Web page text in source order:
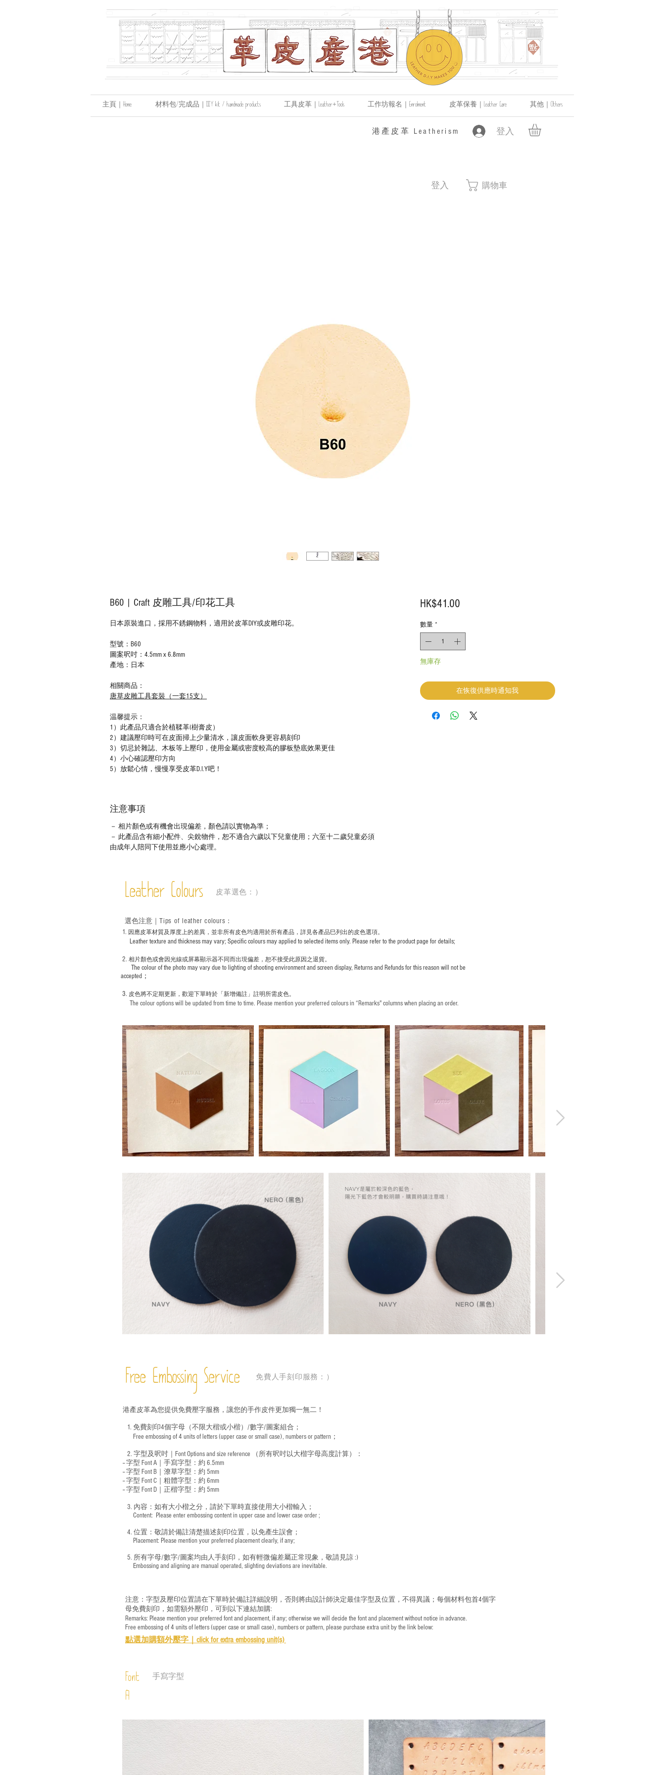
主頁｜Home 材料包/完成品｜DIY kit / handmade products 工具皮革｜Leather+Tools 工作坊報名｜Enrolment 皮革保養｜Leather Care 其他｜Others
登入
​港產皮革 Leatherism
登入 購物車
B60 | Craft 皮雕工具/印花工具
日本原裝進口，採用不銹鋼物料，適用於皮革DIY或皮雕印花。
型號：B60
圖案呎吋：4.5mm x 6.8mm
產地：日本
相關商品：
唐草皮雕工具套裝（一套15支）
温馨提示：
1）此產品只適合於植鞣革(樹膏皮）
2）建議壓印時可在皮面掃上少量清水，讓皮面軟身更容易刻印
3）切忌於雜誌、木板等上壓印，使用金屬或密度較高的膠板墊底效果更佳
4）小心確認壓印方向
5）放鬆心情，慢慢享受皮革D.I.Y吧！
注意事項
－ 相片顏色或有機會出現偏差，顏色請以實物為準；
－ 此產品含有細小配件、尖銳物件，恕不適合六歲以下兒童使用；六至十二歲兒童必須
由成年人陪同下使用並應小心處理。
HK$41.00價
數量 *
無庫存
在恢復供應時通知我
Leather Colours 皮革選色：）
1. ​ 因應皮革材質及厚度上的差異，並非所有皮色均適用於所有產品，詳見各產品巳列出的皮色選項。
Leather texture and thickness may vary; Specific colours may applied to selected items only. Please refer to the product page for details;
2. 相片顏色或會因光線或屏幕顯示器不同而出現偏差，恕不接受此原因之退貨。
The colour of the photo may vary due to lighting of shooting environment and screen display, Returns and Refunds for this reason will not be
accepted；
3. 皮色將不定期更新，歡迎下單時於「新增備註」註明 所需皮色。
The colour options will be updated from time to time. Please mention your preferred colours in “Remarks" columns when placing an order.
選色注意｜ Tips of leather colours ：
Free Embossing Service 免費人手刻印服務：）
港產皮革為您提供免費壓字服務，讓您的手作皮件更加獨一無二！
1. 免費刻印4個字母（不限大楷或小楷）/數字/圖案組合；
Free embossing of 4 units of letters (upper case or small case), numbers or pattern；
2. 字型及呎吋｜ Font Options and size reference
（所有呎吋以大楷字母高度計算）：
-- 字型 Font A｜手寫字型：約 6.5mm
-- 字型 Font B｜潦草字型： 約 5mm
-- 字型 Font C｜粗體字型：約 6mm
-- 字型 Font D｜正楷字型： 約 5mm
3. 內容：如有大小楷之分，請於下單時直接使用大小楷輸入；
​ Content: Please enter embossing content in upper case and lower case order ;
4. 位置：敬請於備註清楚描述刻印位置，以免產生誤會；
​ Placement: Please mention your preferred placement clearly, if any;
5. 所有字母/數字/圖案均由人手刻印，如有輕微偏差屬正常現象，敬請見諒 :)
​ Embossing and aligning are manual operated, slighting deviations are inevitable.
注意：字型及壓印位置請在下單時於備註詳細說明，否則將由設計師決定最佳字型及位置，不得異議；每個材料包首4個字
母免費刻印，如需額外壓印，可到以下連結加購:
Remarks: Please mention your preferred font and placement, if any; otherwise we will decide the font and placement without notice in advance.
Free embossing of 4 units of letters (upper case or small case), numbers or pattern, please purchase extra unit by the link below:
點選加購額外壓字｜ click for extra embossing unit(s)
Font
A
手寫字型